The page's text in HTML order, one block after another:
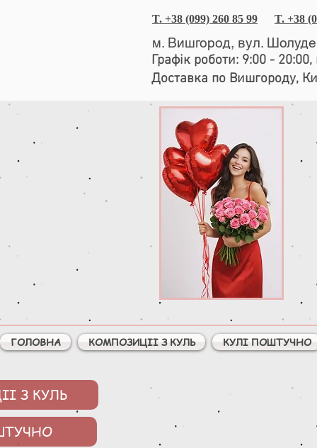
T. +38 (099) 260 85 99 T. +38
м. Вишгород, вул.
Графік роботи: 9:00 -
Доставка по Вишгороду,
ГОЛОВНА КОМПОЗИЦІІ З КУЛЬ КУЛІ ПОШТУЧНО
З КУЛЬ